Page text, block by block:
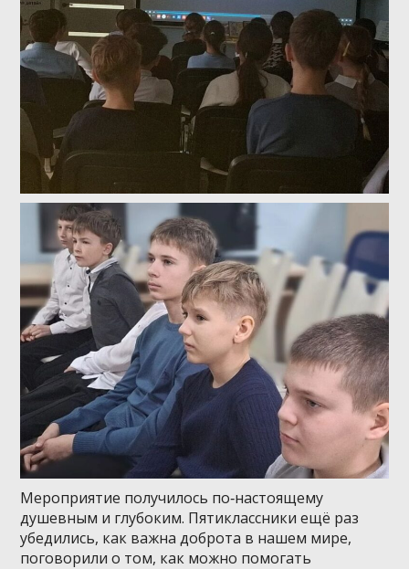
Мероприятие получилось по‑настоящему
душевным и глубоким. Пятиклассники ещё раз
убедились, как важна доброта в нашем мире,
поговорили о том, как можно помогать